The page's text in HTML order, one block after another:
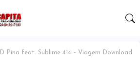
D Pina feat. Sublime 414 – Viagem Download